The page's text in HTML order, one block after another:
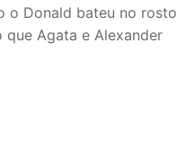
o Donald bateu no rosto
que Agata e Alexander